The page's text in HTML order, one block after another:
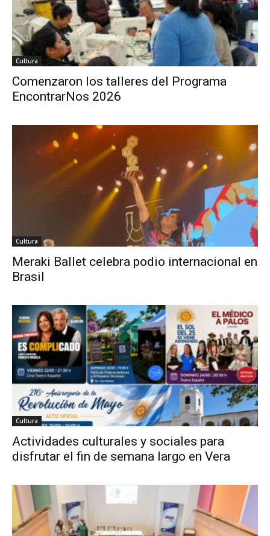
Cultura
Comenzaron los talleres del Programa
EncontrarNos 2026
Cultura
Meraki Ballet celebra podio internacional en
Brasil
Cultura
Actividades culturales y sociales para
disfrutar el fin de semana largo en Vera